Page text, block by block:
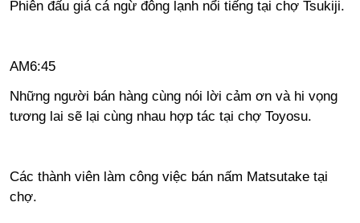
Phiên đấu giá cá ngừ đông lạnh nổi tiếng tại chợ Tsukiji.
AM6:45
Những người bán hàng cùng nói lời cảm ơn và hi vọng
tương lai sẽ lại cùng nhau hợp tác tại chợ Toyosu.
Các thành viên làm công việc bán nấm Matsutake tại
chợ.